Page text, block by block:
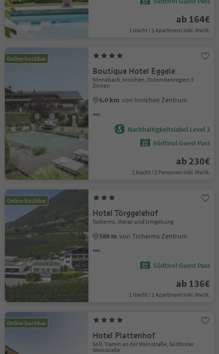
ab 164€
1 Nacht / 1 Apartment Inkl. MwSt.
Online buchbar
Boutique Hotel Eggele
Winnebach, Innichen, Dolomitenregion 3
Zinnen
6.0 km von Innichen Zentrum
Nachhaltigkeitslabel Level 2
Südtirol Guest Pass
ab 230€
1 Nacht / 2 Personen Inkl. MwSt.
Online buchbar
Hotel Törggelehof
Tscherms, Meran und Umgebung
588 m von Tscherms Zentrum
Südtirol Guest Pass
ab 136€
1 Nacht / 1 Apartment Inkl. MwSt.
Online buchbar
Hotel Plattenhof
Söll, Tramin an der Weinstraße, Südtiroler
Weinstraße